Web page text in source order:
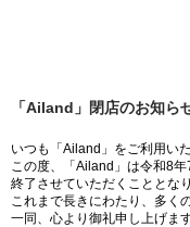
「Ailand」閉店のお知ら
いつも「Ailand」をご利用い
この度、「Ailand」は令和8
終了させていただくこととな
これまで長きにわたり、多く
一同、心より御礼申し上げます